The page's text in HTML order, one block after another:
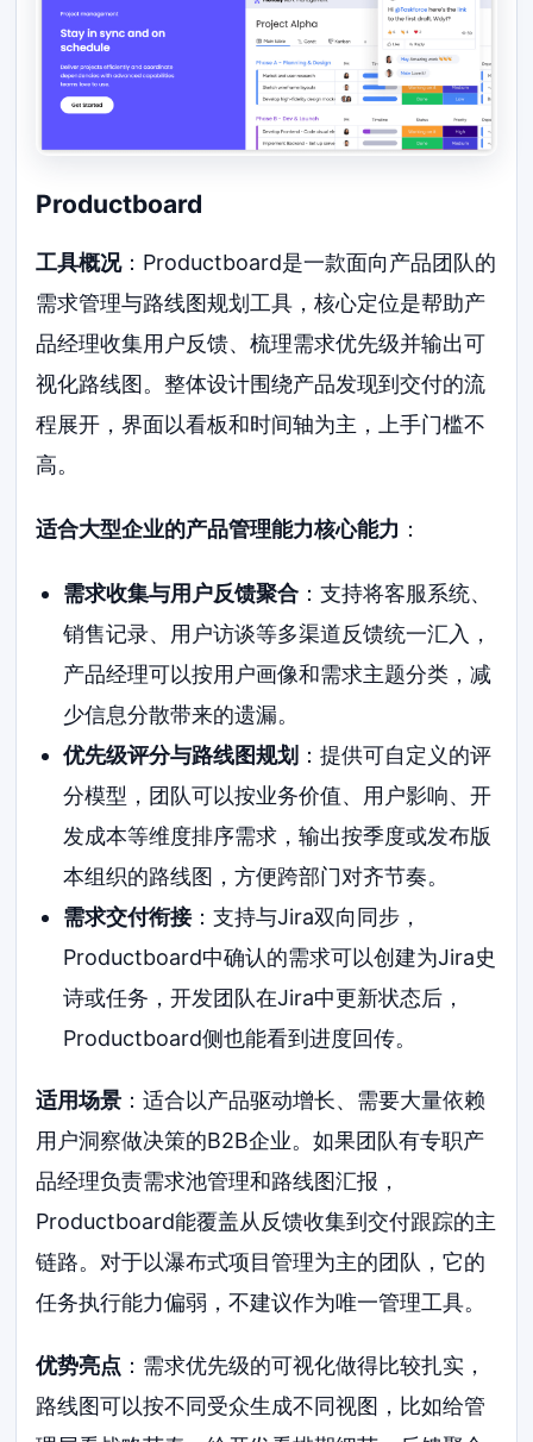
Productboard
工具概况：Productboard是一款面向产品团队的
需求管理与路线图规划工具，核心定位是帮助产
品经理收集用户反馈、梳理需求优先级并输出可
视化路线图。整体设计围绕产品发现到交付的流
程展开，界面以看板和时间轴为主，上手门槛不
高。
适合大型企业的产品管理能力核心能力 ：
需求收集与用户反馈聚合：支持将客服系统、
销售记录、用户访谈等多渠道反馈统一汇入，
产品经理可以按用户画像和需求主题分类，减
少信息分散带来的遗漏。
优先级评分与路线图规划 ：提供可自定义的评
分模型，团队可以按业务价值、用户影响、开
发成本等维度排序需求，输出按季度或发布版
本组织的路线图，方便跨部门对齐节奏。
需求交付衔接：支持与Jira双向同步，
Productboard中确认的需求可以创建为Jira史
诗或任务，开发团队在Jira中更新状态后，
Productboard侧也能看到进度回传。
适用场景 ：适合以产品驱动增长、需要大量依赖
用户洞察做决策的B2B企业。如果团队有专职产
品经理负责需求池管理和路线图汇报，
Productboard能覆盖从反馈收集到交付跟踪的主
链路。对于以瀑布式项目管理为主的团队，它的
任务执行能力偏弱，不建议作为唯一管理工具。
优势亮点 ：需求优先级的可视化做得比较扎实，
路线图可以按不同受众生成不同视图，比如给管